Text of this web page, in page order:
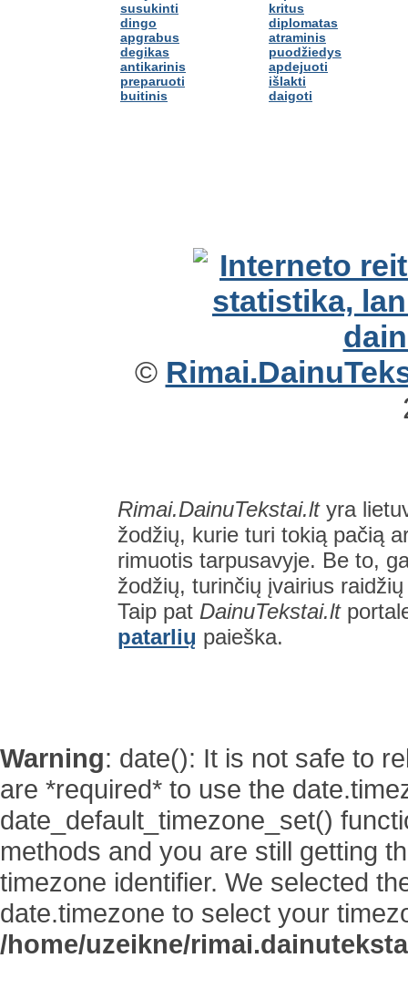
susukinti
dingo
apgrabus
degikas
antikarinis
preparuoti
buitinis
kritus
diplomatas
atraminis
puodžiedys
apdejuoti
išlakti
daigoti
©
Rimai.DainuTekstai.ltyra
žodžių, kurie turi tokią pačią
rimuotis tarpusavyje. Be to,
žodžių, turinčių įvairius
Taip pat DainuTekstai.lt
patarlių paieška.
Warning: date(): It is not safe to
are *required* to use the
date_default_timezone_set()
methods and you are still getting
timezone identifier. We selected
date.timezone to select your
/home/uzeikne/